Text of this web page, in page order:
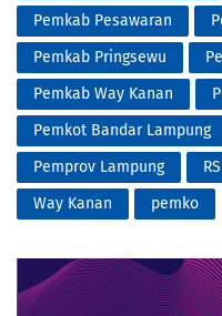
Pemkab Pesawaran
Pemkab Pringsewu
Pemkab Way Kanan
Pemkot Bandar Lampung
Pemprov Lampung
Way Kanan
pemko